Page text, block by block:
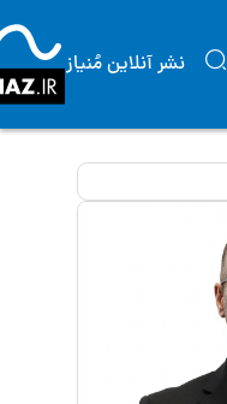
نشر آنلاین مُنیاز